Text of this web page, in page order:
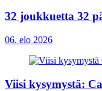
32 joukkuetta 32
06. elo 2026
Viisi kysymystä: